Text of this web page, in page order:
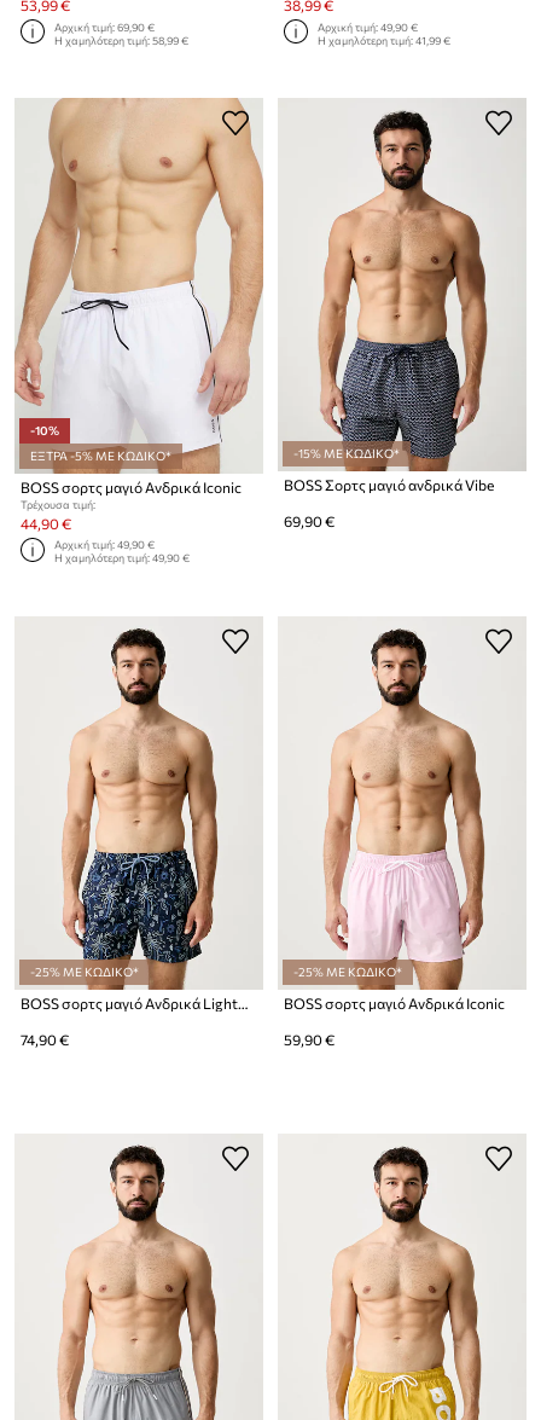
53,99 €
Αρχική τιμή:69,90 €
Η χαμηλότερη τιμή:58,99 €
38,99 €
Αρχική τιμή:49,90 €
Η χαμηλότερη τιμή:41,99 €
-10%
ΕΞΤΡΑ -5% ΜΕ ΚΩΔΙΚΟ*
BOSS σορτς μαγιό Ανδρικά Iconic
Τρέχουσα τιμή:
44,90 €
Αρχική τιμή:49,90 €
Η χαμηλότερη τιμή:49,90 €
-15% ΜΕ ΚΩΔΙΚΟ*
BOSS Σορτς μαγιό ανδρικά Vibe
69,90 €
-25% ΜΕ ΚΩΔΙΚΟ*
BOSS σορτς μαγιό Ανδρικά Lightfish
74,90 €
-25% ΜΕ ΚΩΔΙΚΟ*
BOSS σορτς μαγιό Ανδρικά Iconic
59,90 €